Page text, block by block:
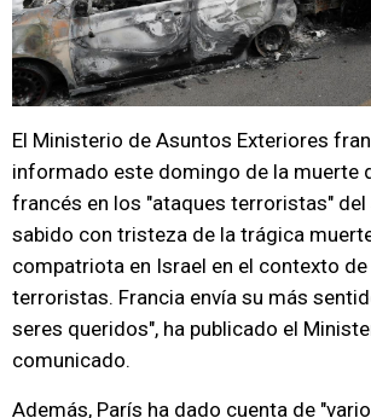
El Ministerio de Asuntos Exteriores
informado este domingo de la muerte
francés en los "ataques terroristas" del
sabido con tristeza de la trágica
compatriota en Israel en el contexto
terroristas. Francia envía su más
seres queridos", ha publicado el
comunicado.
Además, París ha dado cuenta de